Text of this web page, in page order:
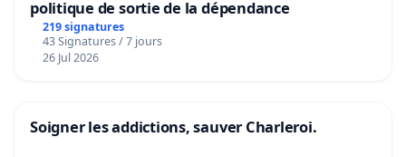
politique de sortie de la dépendance
219 signatures
43 Signatures / 7 jours
26 Jul 2026
Soigner les addictions, sauver Charleroi.